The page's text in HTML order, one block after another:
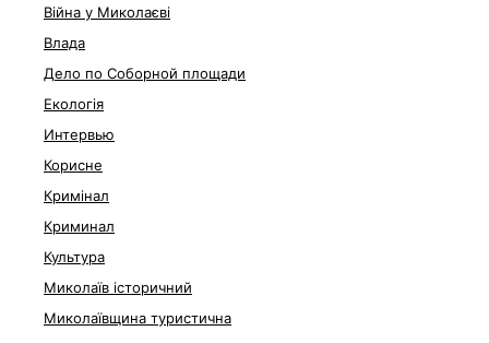
Війна у Миколаєві
Влада
Дело по Соборной площади
Екологія
Интервью
Корисне
Кримінал
Криминал
Культура
Миколаїв історичний
Миколаївщина туристична